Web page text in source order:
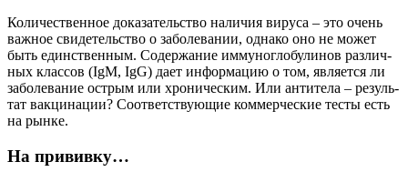
Коли­че­ствен­ное дока­за­тель­ство нали­чия виру­са – это очень
важ­ное сви­де­тель­ство о забо­ле­ва­нии, одна­ко оно не может
быть един­ствен­ным. Содер­жа­ние имму­но­гло­бу­ли­нов раз­лич­
ных клас­сов (IgM, IgG) дает инфор­ма­цию о том, явля­ет­ся ли
забо­ле­ва­ние ост­рым или хро­ни­че­ским. Или анти­те­ла – резуль­
тат вак­ци­на­ции? Соот­вет­ству­ю­щие ком­мер­че­ские тесты есть
на рынке.
На прививку…